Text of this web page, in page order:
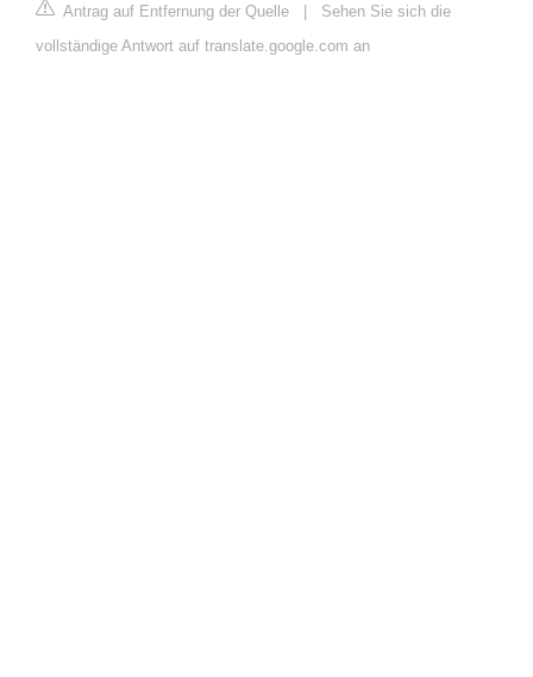
Antrag auf Entfernung der Quelle | Sehen Sie sich die
vollständige Antwort auf translate.google.com an